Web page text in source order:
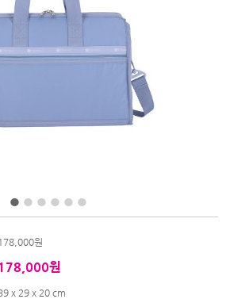
178,000원
원
x 29 x 20 cm